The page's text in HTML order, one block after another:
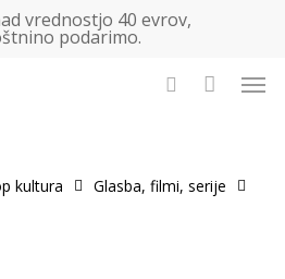
vrednostjo 40 evrov,
podarimo.
kultura
Glasba, filmi, serije